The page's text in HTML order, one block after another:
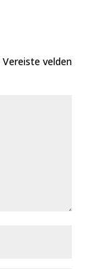
Vereiste velden